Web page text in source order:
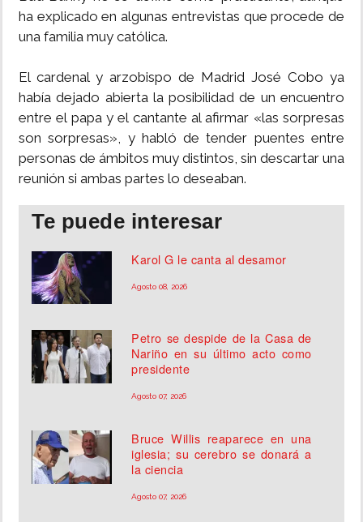
ha explicado en algunas entrevistas que procede de
una familia muy católica.
El cardenal y arzobispo de Madrid José Cobo ya
había dejado abierta la posibilidad de un encuentro
entre el papa y el cantante al afirmar «las sorpresas
son sorpresas», y habló de tender puentes entre
personas de ámbitos muy distintos, sin descartar una
reunión si ambas partes lo deseaban.
Te puede interesar
Karol G le canta al desamor
Agosto 08, 2026
Petro se despide de la Casa de
Nariño en su último acto como
presidente
Agosto 07, 2026
Bruce Willis reaparece en una
iglesia; su cerebro se donará a
la ciencia
Agosto 07, 2026